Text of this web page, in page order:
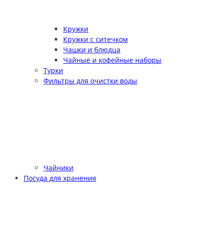
Кружки
Кружки с ситечком
Чашки и блюдца
Чайные и кофейные наборы
Турки
Фильтры для очистки воды
Чайники
Посуда для хранения